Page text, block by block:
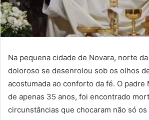
Na pequena cidade de Novara, norte
doloroso se desenrolou sob os olhos
acostumada ao conforto da fé. O padre
de apenas 35 anos, foi encontrado
circunstâncias que chocaram não só